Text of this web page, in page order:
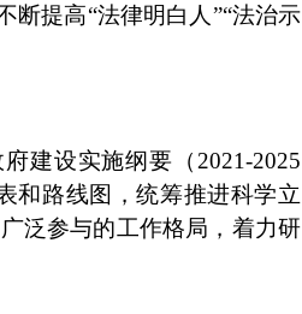
断提高“法律明白人”“法治示
建设实施纲要（ 2021-2025
和路线图，统筹推进科学立
泛参与的工作格局，着力研